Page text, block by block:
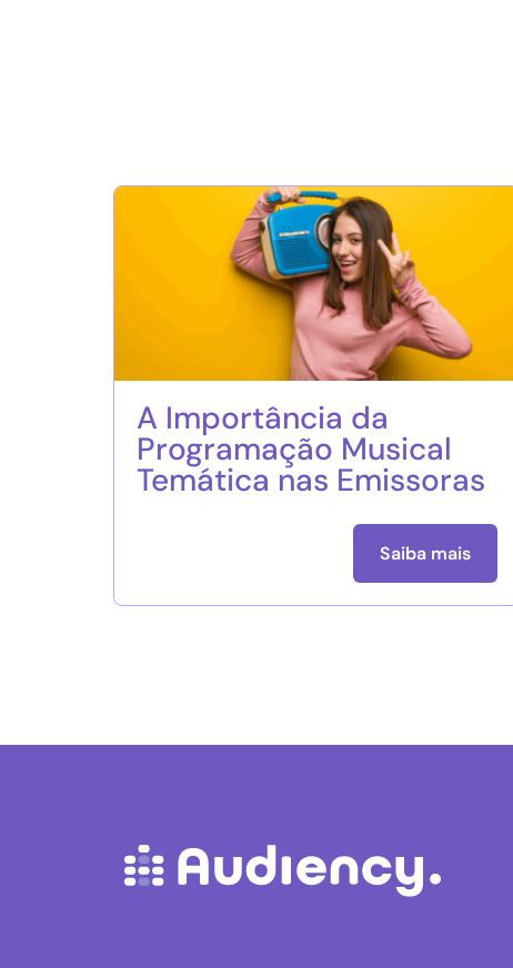
A Importância da
Programação Musical
Temática nas Emissoras
Saiba mais